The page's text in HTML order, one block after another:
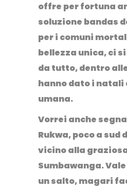
offre per fortuna
soluzione bandas
per i comuni
bellezza unica, ci
da tutto, dentro
hanno dato i natali
umana.
Vorrei anche
Rukwa, poco a sud
vicino alla
Sumbawanga.
un salto, magari